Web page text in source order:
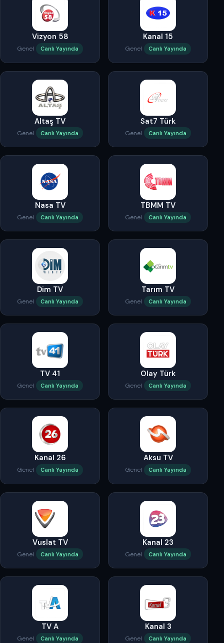
Vizyon 58
Genel Canlı Yayında
Kanal 15
Genel Canlı Yayında
Altaş TV
Genel Canlı Yayında
Sat7 Türk
Genel Canlı Yayında
Nasa TV
Genel Canlı Yayında
TBMM TV
Genel Canlı Yayında
Dim TV
Genel Canlı Yayında
Tarım TV
Genel Canlı Yayında
TV 41
Genel Canlı Yayında
Olay Türk
Genel Canlı Yayında
Kanal 26
Genel Canlı Yayında
Aksu TV
Genel Canlı Yayında
Vuslat TV
Genel Canlı Yayında
Kanal 23
Genel Canlı Yayında
TV A
Genel Canlı Yayında
Kanal 3
Genel Canlı Yayında